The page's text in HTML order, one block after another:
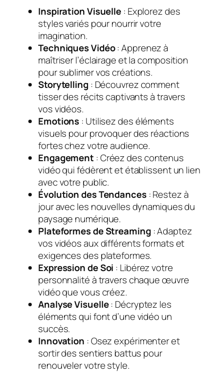
Inspiration Visuelle : Explorez des
styles variés pour nourrir votre
imagination.
Techniques Vidéo: Apprenez à
maîtriser l’éclairage et la composition
pour sublimer vos créations.
Storytelling : Découvrez comment
tisser des récits captivants à travers
vos vidéos.
Emotions : Utilisez des éléments
visuels pour provoquer des réactions
fortes chez votre audience.
Engagement : Créez des contenus
vidéo qui fédèrent et établissent un lien
avec votre public.
Évolution des Tendances: Restez à
jour avec les nouvelles dynamiques du
paysage numérique.
Plateformes de Streaming : Adaptez
vos vidéos aux différents formats et
exigences des plateformes.
Expression de Soi : Libérez votre
personnalité à travers chaque œuvre
vidéo que vous créez.
Analyse Visuelle: Décryptez les
éléments qui font d’une vidéo un
succès.
Innovation : Osez expérimenter et
sortir des sentiers battus pour
renouveler votre style.